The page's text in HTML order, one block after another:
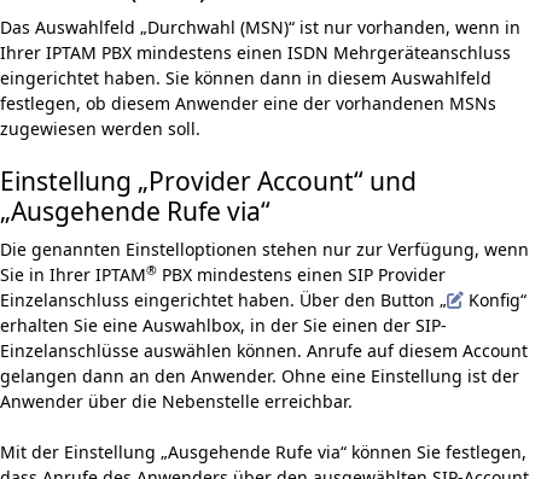
Das Auswahlfeld „Durchwahl (MSN)“ ist nur vorhanden, wenn in
Ihrer IPTAM PBX mindestens einen ISDN Mehrgeräteanschluss
eingerichtet haben. Sie können dann in diesem Auswahlfeld
festlegen, ob diesem Anwender eine der vorhandenen MSNs
zugewiesen werden soll.
Einstellung „Provider Account“ und
„Ausgehende Rufe via“
Die genannten Einstelloptionen stehen nur zur Verfügung, wenn
Sie in Ihrer IPTAM® PBX mindestens einen SIP Provider
Einzelanschluss eingerichtet haben. Über den Button „
Konfig“
erhalten Sie eine Auswahlbox, in der Sie einen der SIP-
Einzelanschlüsse auswählen können. Anrufe auf diesem Account
gelangen dann an den Anwender. Ohne eine Einstellung ist der
Anwender über die Nebenstelle erreichbar.
Mit der Einstellung „Ausgehende Rufe via“ können Sie festlegen,